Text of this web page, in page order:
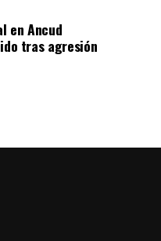
en Ancud
tras agresión